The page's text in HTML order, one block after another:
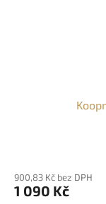
900,83 Kč bez DPH
1 090 Kč